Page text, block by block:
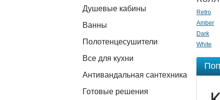
Душевые кабины
Ванны
Полотенцесушители
Все для кухни
Антивандальная сантехника
Готовые решения
Retro
Amber
Dark
White